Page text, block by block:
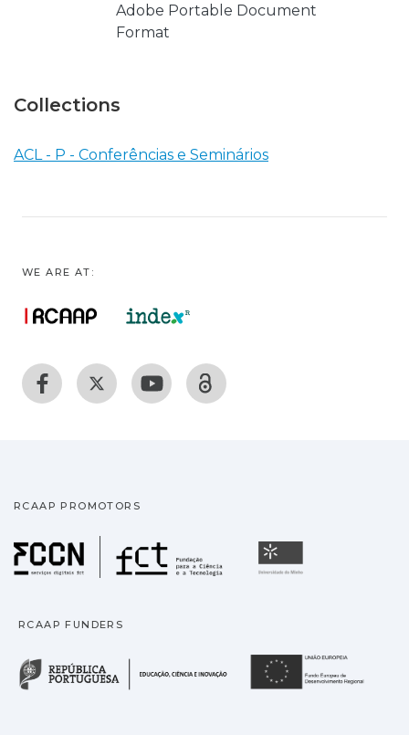
Adobe Portable Document
Format
Collections
ACL - P - Conferências e Seminários
WE ARE AT:
RCAAP PROMOTORS
Fundação para a
RCAAP FUNDERS
República Portuguesa